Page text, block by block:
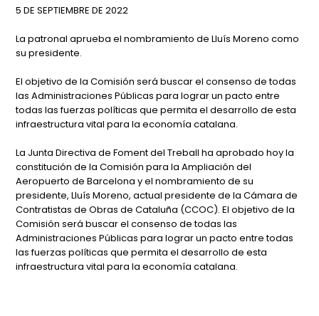
5 DE SEPTIEMBRE DE 2022
La patronal aprueba el nombramiento de Lluís Moreno como
su presidente.
El objetivo de la Comisión será buscar el consenso de todas
las Administraciones Públicas para lograr un pacto entre
todas las fuerzas políticas que permita el desarrollo de esta
infraestructura vital para la economía catalana.
La Junta Directiva de Foment del Treball ha aprobado hoy la
constitución de la Comisión para la Ampliación del
Aeropuerto de Barcelona y el nombramiento de su
presidente, Lluís Moreno, actual presidente de la Cámara de
Contratistas de Obras de Cataluña (CCOC). El objetivo de la
Comisión será buscar el consenso de todas las
Administraciones Públicas para lograr un pacto entre todas
las fuerzas políticas que permita el desarrollo de esta
infraestructura vital para la economía catalana.